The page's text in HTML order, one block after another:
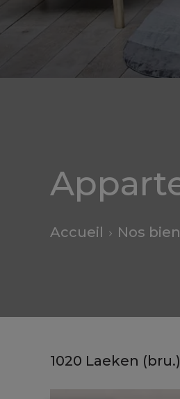
Accueil Nos
1020 Laeken (bru.)